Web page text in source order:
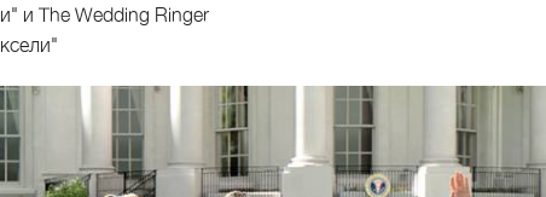
и The Wedding Ringer